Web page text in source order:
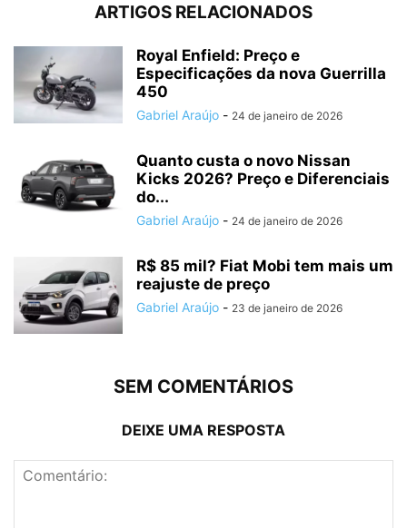
ARTIGOS RELACIONADOS
Royal Enfield: Preço e
Especificações da nova Guerrilla
450
Gabriel Araújo - 24 de janeiro de 2026
Quanto custa o novo Nissan
Kicks 2026? Preço e Diferenciais
do...
Gabriel Araújo - 24 de janeiro de 2026
R$ 85 mil? Fiat Mobi tem mais um
reajuste de preço
Gabriel Araújo - 23 de janeiro de 2026
SEM COMENTÁRIOS
DEIXE UMA RESPOSTA